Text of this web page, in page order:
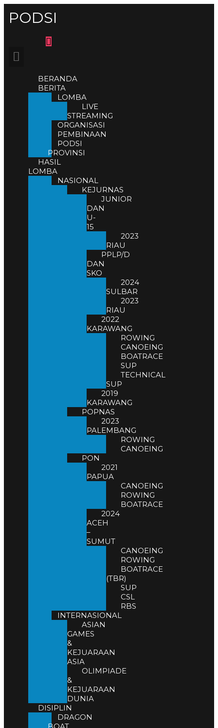
PODSI
BERANDA
BERITA
LOMBA
LIVE
STREAMING
ORGANISASI
PEMBINAAN
PODSI
PROVINSI
HASIL
LOMBA
NASIONAL
KEJURNAS
JUNIOR
DAN
U-
15
2023
RIAU
PPLP/D
DAN
SKO
2024
SULBAR
2023
RIAU
2022
KARAWANG
ROWING
CANOEING
BOATRACE
SUP
TECHNICAL
SUP
2019
KARAWANG
POPNAS
2023
PALEMBANG
ROWING
CANOEING
PON
2021
PAPUA
CANOEING
ROWING
BOATRACE
2024
ACEH
–
SUMUT
CANOEING
ROWING
BOATRACE
(TBR)
SUP
CSL
RBS
INTERNASIONAL
ASIAN
GAMES
&
KEJUARAAN
ASIA
OLIMPIADE
&
KEJUARAAN
DUNIA
DISIPLIN
DRAGON